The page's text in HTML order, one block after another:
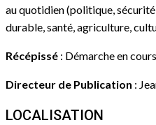
au quotidien (politique,
durable, santé, agriculture,
Récépissé : Démarche en cours
Directeur de Publication :
LOCALISATION